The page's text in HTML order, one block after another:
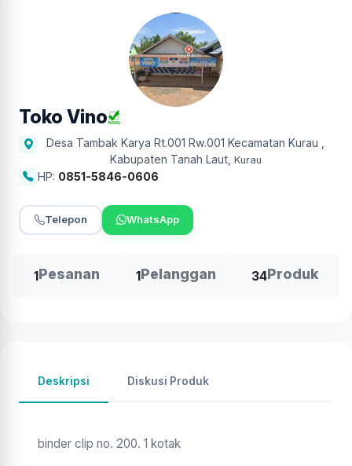
Toko Vino
Desa Tambak Karya Rt.001 Rw.001 Kecamatan Kurau ,
Kabupaten Tanah Laut, Kurau
HP: 0851-5846-0606
Telepon WhatsApp
1Pesanan 1Pelanggan 34Produk
Deskripsi Diskusi Produk
binder clip no. 200. 1 kotak